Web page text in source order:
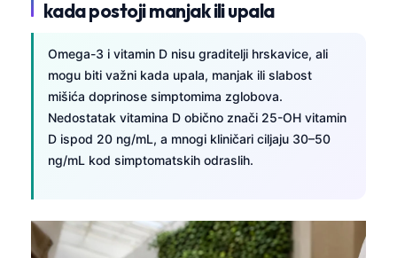
kada postoji manjak ili upala
Omega-3 i vitamin D nisu graditelji hrskavice, ali
mogu biti važni kada upala, manjak ili slabost
mišića doprinose simptomima zglobova.
Nedostatak vitamina D obično znači 25-OH vitamin
D ispod 20 ng/mL, a mnogi kliničari ciljaju 30–50
ng/mL kod simptomatskih odraslih.